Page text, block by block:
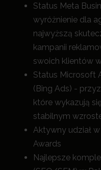
Status Meta
wyróżnienie dla
najwyższą
kampanii
swoich klientów
Status Microsoft
(Bing Ads) -
które wykazują
stabilnym
Aktywny udział
Awards
Najlepsze